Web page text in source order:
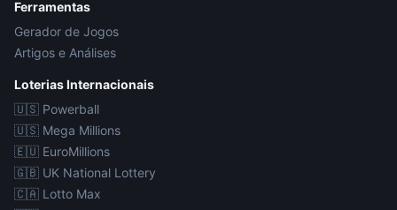
Ferramentas
Gerador de Jogos
Artigos e Análises
Loterias Internacionais
🇺🇸 Powerball
🇺🇸 Mega Millions
🇪🇺 EuroMillions
🇬🇧 UK National Lottery
🇨🇦 Lotto Max